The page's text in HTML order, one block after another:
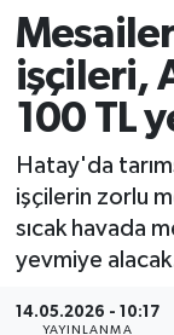
işçileri,
100 TL
Hatay'da
işçilerin zorlu
sıcak havada
yevmiye
14.05.2026 - 10:17
YAYINLANMA
EKONOMİ
KÖŞE
KÜLTÜR-
MEDYA
ÖZEL
Süper Lig
Tüm
Son
Haber